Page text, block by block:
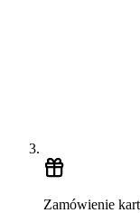
Zamówienie